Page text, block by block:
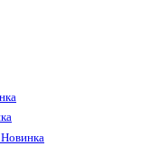
Новинка